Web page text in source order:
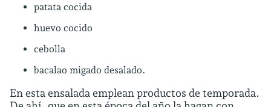
patata cocida
huevo cocido
cebolla
bacalao migado desalado.
En esta ensalada emplean productos de temporada.